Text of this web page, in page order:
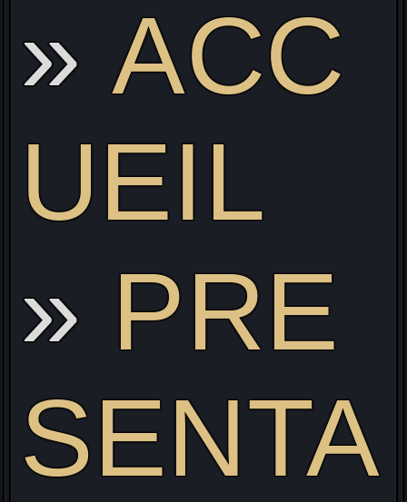
Li
ACC
UEIL
PRE
SENTA